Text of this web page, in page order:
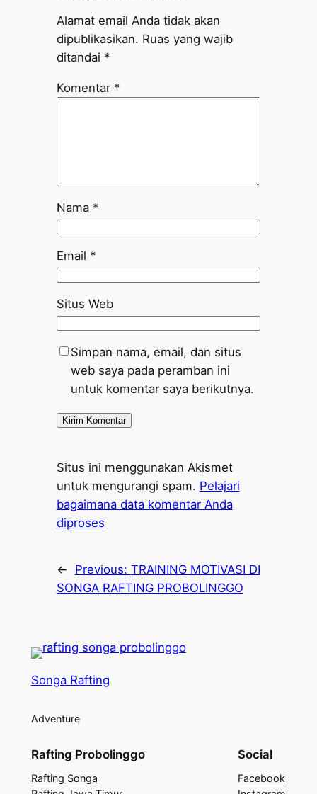
Alamat email Anda tidak akan
dipublikasikan. Ruas yang wajib
ditandai *
Komentar *
Nama *
Email *
Situs Web
Simpan nama, email, dan situs
web saya pada peramban ini
untuk komentar saya berikutnya.
Situs ini menggunakan Akismet
untuk mengurangi spam. Pelajari
bagaimana data komentar Anda
diproses
← Previous: TRAINING MOTIVASI DI
SONGA RAFTING PROBOLINGGO
Songa Rafting
Adventure
Rafting Probolinggo
Rafting Songa
Social
Facebook